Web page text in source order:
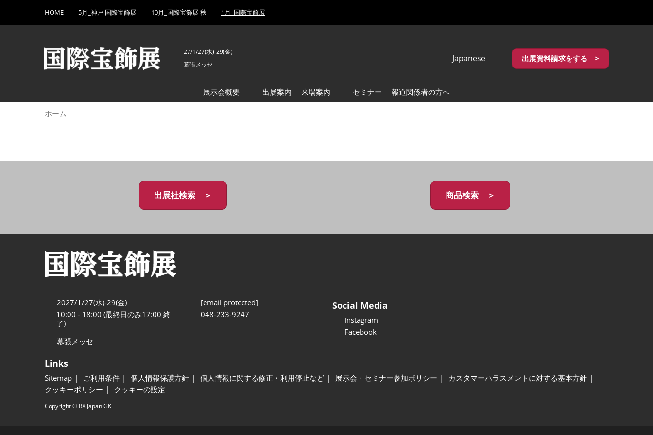
キ
し
て
to
HOME 5月_神戸 国際宝飾展 10月_国際宝飾展 秋 1月_国際宝飾展
27/1/27(水)-29(金)
幕張メッセ
Japanese
English
繁體中文
出展資料請求をする >
展示会概要
出展案内
来場案内
セミナー 報道関係者の方へ
ホーム
出展社検索 ＞ 商品検索 ＞
2027/1/27(水)-29(金)
10:00 - 18:00 (最終日のみ17:00 終
了)
幕張メッセ
[email protected]
048-233-9247
Social Media
Instagram
Facebook
Links
Sitemap ご利用条件 個人情報保護方針 個人情報に関する修正・利用停止など 展示会・セミナー参加ポリシー
カスタマーハラスメントに対する基本方針
クッキーポリシー
クッキーの設定
Copyright © RX Japan GK